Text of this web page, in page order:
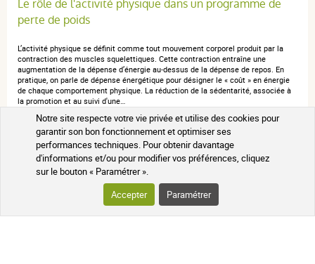
Notre site respecte votre vie privée et utilise des cookies pour
garantir son bon fonctionnement et optimiser ses
performances techniques. Pour obtenir davantage
d'informations et/ou pour modifier vos préférences, cliquez
sur le bouton « Paramétrer ».
Accepter
Paramétrer
J'ai l'habitude des &quot;comprimés&quot; à avaler
mais ici les gélules sont vraiment trop grandes. Je ne
vais malheureusement pas m'en servir.
anonymous a.publié le 14 octobre 2022 suite à une commande
du 05 octobre 2022
4 / 5
Un produit parfait pour éliminer les graisses.
Le rôle de l'activité physique dans un programme de
perte de poids
L’activité physique se définit comme tout mouvement corporel produit par la
contraction des muscles squelettiques. Cette contraction entraîne une
augmentation de la dépense d’énergie au‑dessus de la dépense de repos. En
pratique, on parle de dépense énergétique pour désigner le « coût » en énergie
de chaque comportement physique. La réduction de la sédentarité, associée à
la promotion et au suivi d'une…
Lire l'article sur le blog